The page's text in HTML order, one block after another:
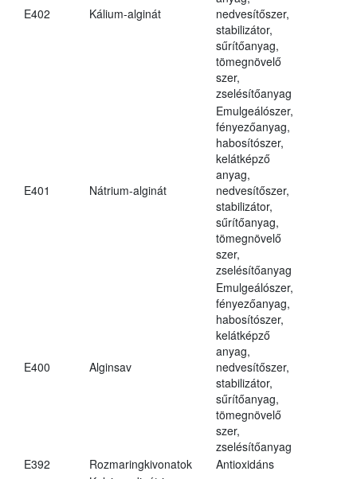
E402 Kálium-alginát
nedvesítőszer,
stabilizátor,
sűrítőanyag,
tömegnövelő
szer,
zselésítőanyag
E401 Nátrium-alginát
Emulgeálószer,
fényezőanyag,
habosítószer,
kelátképző
anyag,
nedvesítőszer,
stabilizátor,
sűrítőanyag,
tömegnövelő
szer,
zselésítőanyag
E400 Alginsav
Emulgeálószer,
fényezőanyag,
habosítószer,
kelátképző
anyag,
nedvesítőszer,
stabilizátor,
sűrítőanyag,
tömegnövelő
szer,
zselésítőanyag
E392
Rozmaringkivonatok Antioxidáns